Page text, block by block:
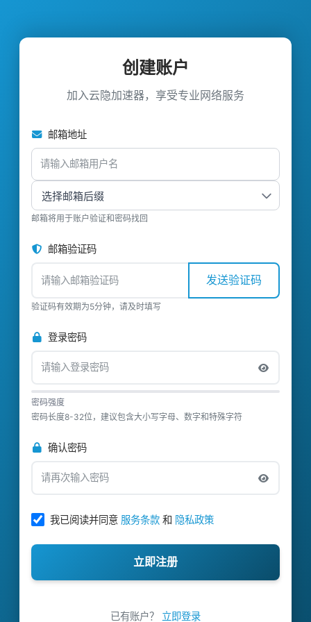
创建账户
加入云隐加速器，享受专业网络服务
邮箱地址
邮箱将用于账户验证和密码找回
邮箱验证码
发送验证码
验证码有效期为5分钟，请及时填写
登录密码
密码强度
密码长度8-32位，建议包含大小写字母、数字和特殊字符
确认密码
我已阅读并同意 服务条款 和 隐私政策
立即注册
已有账户？ 立即登录